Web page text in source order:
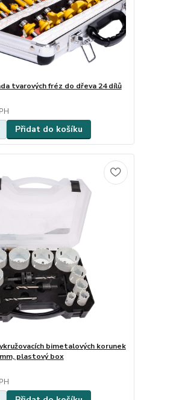
tvarových fréz do dřeva 24 dílů
Přidat do košíku
bimetalových korunek
plastový box